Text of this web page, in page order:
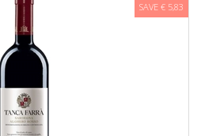
SAVE € 5,83